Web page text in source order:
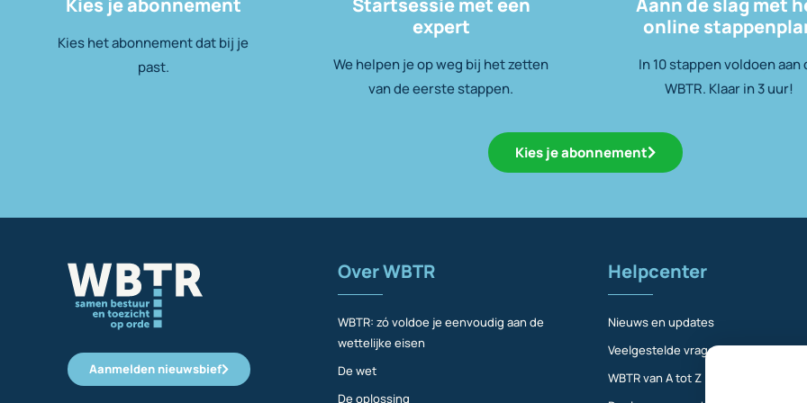
Kies je abonnement
Kies het abonnement dat bij je
past.
Startsessie met een
expert
We helpen je op weg bij het zetten
van de eerste stappen.
Aann de slag met
online
In 10 stappen voldoen aan
WBTR. Klaar in 3 uur!
Kies je abonnement
Aanmelden nieuwsbief
Over WBTR
WBTR: zó voldoe je eenvoudig aan de
wettelijke eisen
De wet
De oplossing
Helpcenter
Nieuws en updates
Veelgestelde vragen
WBTR van A tot Z